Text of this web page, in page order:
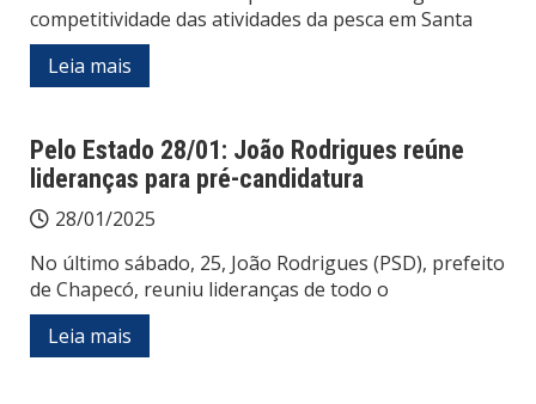
competitividade das atividades da pesca em Santa
Leia mais
Pelo Estado 28/01: João Rodrigues reúne
lideranças para pré-candidatura
28/01/2025
No último sábado, 25, João Rodrigues (PSD), prefeito
de Chapecó, reuniu lideranças de todo o
Leia mais